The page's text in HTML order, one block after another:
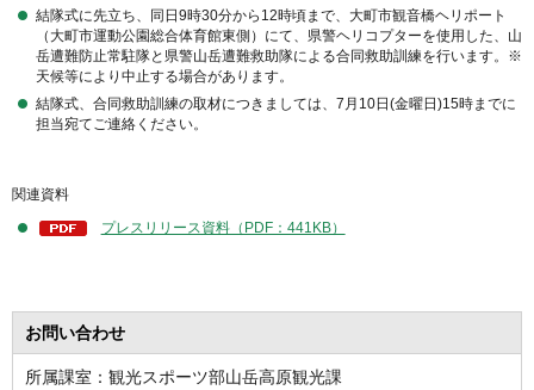
結隊式に先立ち、同日9時30分から12時頃まで、大町市観音橋ヘリポート
（大町市運動公園総合体育館東側）にて、県警ヘリコプターを使用した、山
岳遭難防止常駐隊と県警山岳遭難救助隊による合同救助訓練を行います。※
天候等により中止する場合があります。
結隊式、合同救助訓練の取材につきましては、7月10日(金曜日)15時までに
担当宛てご連絡ください。
関連資料
プレスリリース資料（PDF：441KB）
お問い合わせ
所属課室：観光スポーツ部山岳高原観光課